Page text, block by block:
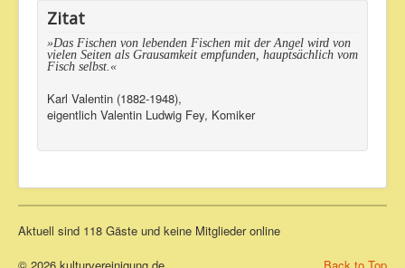
Zitat
»Das Fischen von lebenden Fischen mit der Angel wird von
vielen Seiten als Grausamkeit empfunden, hauptsächlich vom
Fisch selbst.«
Karl Valentin (1882-1948),
eigentlich Valentin Ludwig Fey, Komiker
Aktuell sind 118 Gäste und keine Mitglieder online
Back to Top
© 2026 kulturvereinigung.de